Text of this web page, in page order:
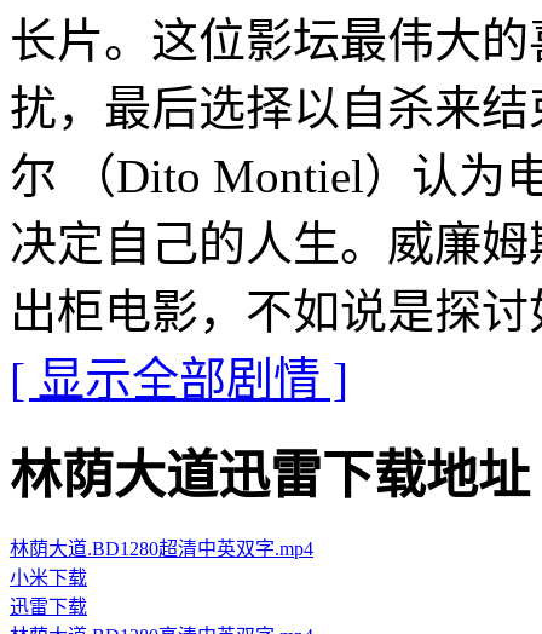
长片。这位影坛最伟大
扰，最后选择以自杀来
尔 （Dito Montiel）认为
决定自己的人生。威廉
出柜电影，不如说是探
[ 显示全部剧情 ]
林荫大道迅雷下载地址 ·
林荫大道.BD1280超清中英双字.mp4
小米下载
迅雷下载